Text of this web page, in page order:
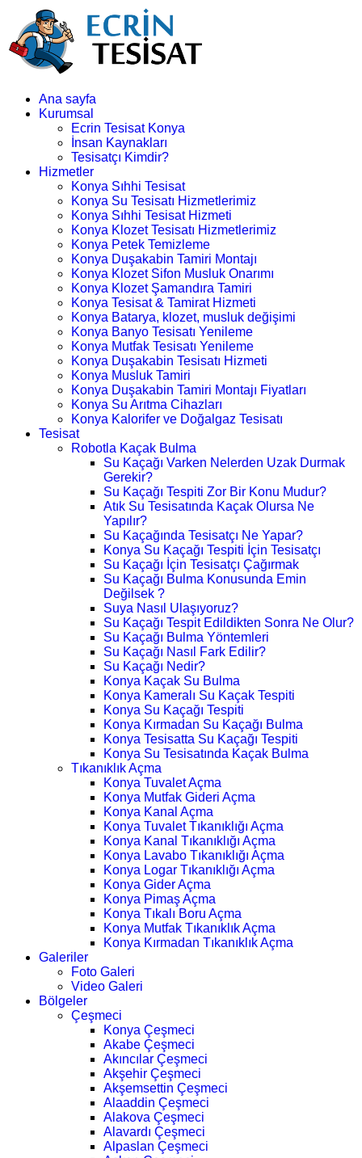
Ana sayfa
Kurumsal
Ecrin Tesisat Konya
İnsan Kaynakları
Tesisatçı Kimdir?
Hizmetler
Konya Sıhhi Tesisat
Konya Su Tesisatı Hizmetlerimiz
Konya Sıhhi Tesisat Hizmeti
Konya Klozet Tesisatı Hizmetlerimiz
Konya Petek Temizleme
Konya Duşakabin Tamiri Montajı
Konya Klozet Sifon Musluk Onarımı
Konya Klozet Şamandıra Tamiri
Konya Tesisat & Tamirat Hizmeti
Konya Batarya, klozet, musluk değişimi
Konya Banyo Tesisatı Yenileme
Konya Mutfak Tesisatı Yenileme
Konya Duşakabin Tesisatı Hizmeti
Konya Musluk Tamiri
Konya Duşakabin Tamiri Montajı Fiyatları
Konya Su Arıtma Cihazları
Konya Kalorifer ve Doğalgaz Tesisatı
Tesisat
Robotla Kaçak Bulma
Su Kaçağı Varken Nelerden Uzak Durmak
Gerekir?
Su Kaçağı Tespiti Zor Bir Konu Mudur?
Atık Su Tesisatında Kaçak Olursa Ne
Yapılır?
Su Kaçağında Tesisatçı Ne Yapar?
Konya Su Kaçağı Tespiti İçin Tesisatçı
Su Kaçağı İçin Tesisatçı Çağırmak
Su Kaçağı Bulma Konusunda Emin
Değilsek ?
Suya Nasıl Ulaşıyoruz?
Su Kaçağı Tespit Edildikten Sonra Ne Olur?
Su Kaçağı Bulma Yöntemleri
Su Kaçağı Nasıl Fark Edilir?
Su Kaçağı Nedir?
Konya Kaçak Su Bulma
Konya Kameralı Su Kaçak Tespiti
Konya Su Kaçağı Tespiti
Konya Kırmadan Su Kaçağı Bulma
Konya Tesisatta Su Kaçağı Tespiti
Konya Su Tesisatında Kaçak Bulma
Tıkanıklık Açma
Konya Tuvalet Açma
Konya Mutfak Gideri Açma
Konya Kanal Açma
Konya Tuvalet Tıkanıklığı Açma
Konya Kanal Tıkanıklığı Açma
Konya Lavabo Tıkanıklığı Açma
Konya Logar Tıkanıklığı Açma
Konya Gider Açma
Konya Pimaş Açma
Konya Tıkalı Boru Açma
Konya Mutfak Tıkanıklık Açma
Konya Kırmadan Tıkanıklık Açma
Galeriler
Foto Galeri
Video Galeri
Bölgeler
Çeşmeci
Konya Çeşmeci
Akabe Çeşmeci
Akıncılar Çeşmeci
Akşehir Çeşmeci
Akşemsettin Çeşmeci
Alaaddin Çeşmeci
Alakova Çeşmeci
Alavardı Çeşmeci
Alpaslan Çeşmeci